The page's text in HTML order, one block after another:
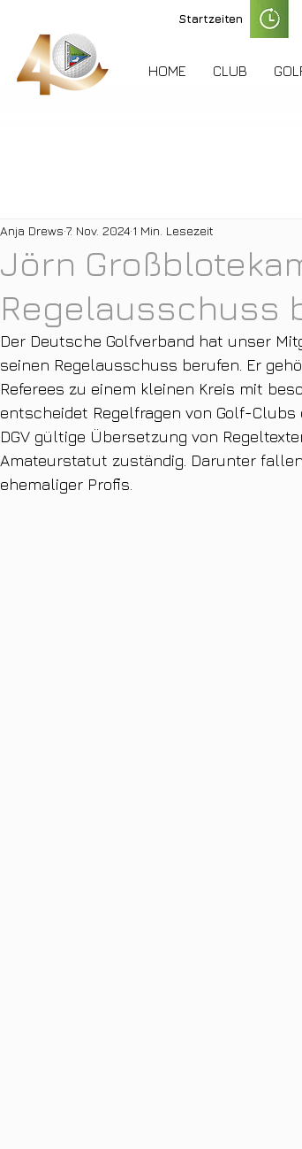
Startzeiten
HOME CLUB
Jörn
Regelausschuss
Anja Drews 7. Nov. 2024 1 Min. Lesezeit
Der Deutsche Golfverband hat unser
seinen Regelausschuss berufen. Er
Referees zu einem kleinen Kreis mit
entscheidet Regelfragen von Golf-
DGV gültige Übersetzung von
Amateurstatut zuständig. Darunter
ehemaliger Profis.